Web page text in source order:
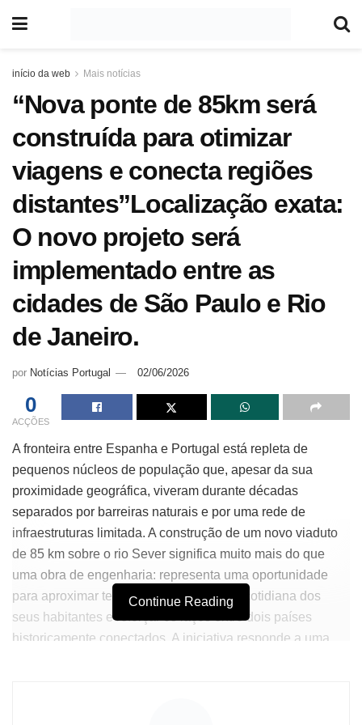
início da web Mais notícias
“Nova ponte de 85km será
construída para otimizar
viagens e conecta regiões
distantes”Localização exata:
O novo projeto será
implementado entre as
cidades de São Paulo e Rio
de Janeiro.
por Notícias Portugal 02/06/2026
0
ACÇÕES
A fronteira entre Espanha e Portugal está repleta de
pequenos núcleos de população que, apesar da sua
proximidade geográfica, viveram durante décadas
separados por barreiras naturais e por uma rede de
infraestruturas limitada. A construção de um novo viaduto
de 85 km sobre o rio Sever significa muito mais do que
uma obra de engenharia: representa uma oportunidade
para aproximar territórios, facilitar a vida cotidiana dos
seus habitantes e reforçar os laços entre dois países
historicamente conectados. A iniciativa responde a uma
Continue Reading